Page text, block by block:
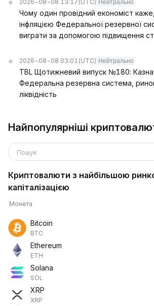
2026-08-08 13:17 (UTC) Нейтрально
Чому один провідний економіст
інфляцією Федеральної резервної
виграти за допомогою підвищення
2026-08-08 03:01 (UTC) Нейтрально
TBL Щотижневий випуск №180:
Федеральна резервна система,
ліквідність
Найпопулярніші
Пошук
Криптовалюти з найбільшою
капіталізацією
Монета
Bitcoin
BTC
Ethereum
ETH
Solana
SOL
XRP
XRP